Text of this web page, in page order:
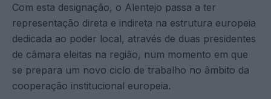
Com esta designação, o Alentejo passa a ter
representação direta e indireta na estrutura europeia
dedicada ao poder local, através de duas presidentes
de câmara eleitas na região, num momento em que
se prepara um novo ciclo de trabalho no âmbito da
cooperação institucional europeia.